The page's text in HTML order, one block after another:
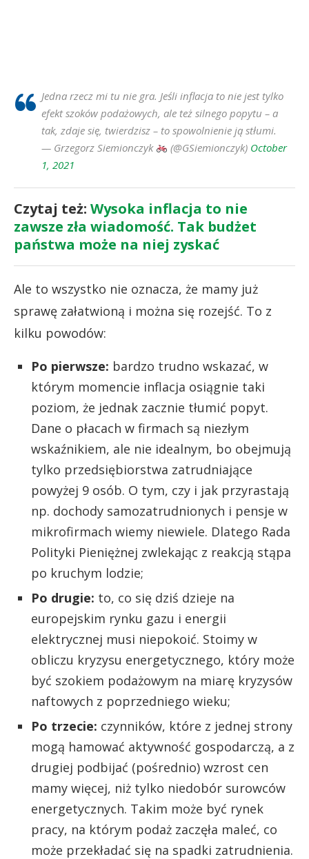
Jedna rzecz mi tu nie gra. Jeśli inflacja to nie jest tylko
efekt szoków podażowych, ale też silnego popytu – a
tak, zdaje się, twierdzisz – to spowolnienie ją stłumi.
— Grzegorz Siemionczyk
(@GSiemionczyk) October
1, 2021
Czytaj też: Wysoka inflacja to nie
zawsze zła wiadomość. Tak budżet
państwa może na niej zyskać
Ale to wszystko nie oznacza, że mamy już
sprawę załatwioną i można się rozejść. To z
kilku powodów:
Po pierwsze: bardzo trudno wskazać, w
którym momencie inflacja osiągnie taki
poziom, że jednak zacznie tłumić popyt.
Dane o płacach w firmach są niezłym
wskaźnikiem, ale nie idealnym, bo obejmują
tylko przedsiębiorstwa zatrudniające
powyżej 9 osób. O tym, czy i jak przyrastają
np. dochody samozatrudnionych i pensje w
mikrofirmach wiemy niewiele. Dlatego Rada
Polityki Pieniężnej zwlekając z reakcją stąpa
po kruchym lodzie;
Po drugie: to, co się dziś dzieje na
europejskim rynku gazu i energii
elektrycznej musi niepokoić. Stoimy w
obliczu kryzysu energetycznego, który może
być szokiem podażowym na miarę kryzysów
naftowych z poprzedniego wieku;
Po trzecie: czynników, które z jednej strony
mogą hamować aktywność gospodarczą, a z
drugiej podbijać (pośrednio) wzrost cen
mamy więcej, niż tylko niedobór surowców
energetycznych. Takim może być rynek
pracy, na którym podaż zaczęła maleć, co
może przekładać się na spadki zatrudnienia.